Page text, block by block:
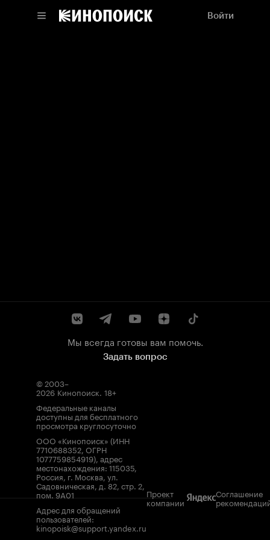
Войти
Мы всегда готовы вам помочь.
Задать вопрос
© 2003–
2026 Кинопоиск. 18+
Федеральные каналы
доступны для бесплатного
просмотра круглосуточно
ООО «Кинопоиск» (ИНН
7710688352, ОГРН
1077759854919), адрес
местонахождения: 115035,
Россия, г. Москва, ул.
Садовническая, д. 82, стр. 2,
пом. 9А01
Адрес для обращений
пользователей:
kinopoisk@support.yandex.ru
Проект
компании
Соглашение